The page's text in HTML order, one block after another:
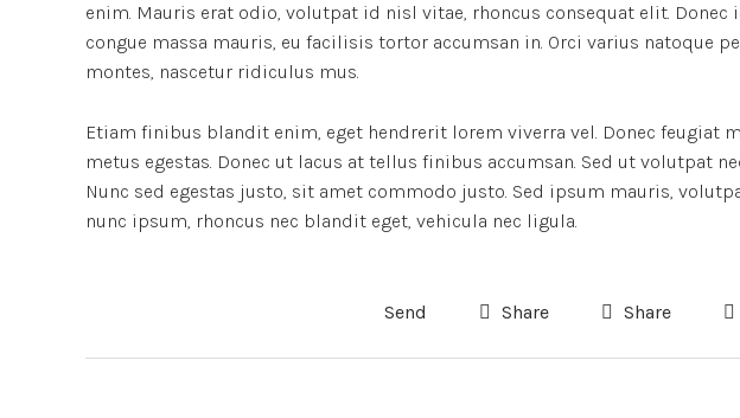
enim. Mauris erat odio, volutpat id nisl vitae, rhoncus consequat elit. Donec
congue massa mauris, eu facilisis tortor accumsan in. Orci varius natoque
montes, nascetur ridiculus mus.
Etiam finibus blandit enim, eget hendrerit lorem viverra vel. Donec feugiat
metus egestas. Donec ut lacus at tellus finibus accumsan. Sed ut volutpat
Nunc sed egestas justo, sit amet commodo justo. Sed ipsum mauris,
nunc ipsum, rhoncus nec blandit eget, vehicula nec ligula.
Send Share Share